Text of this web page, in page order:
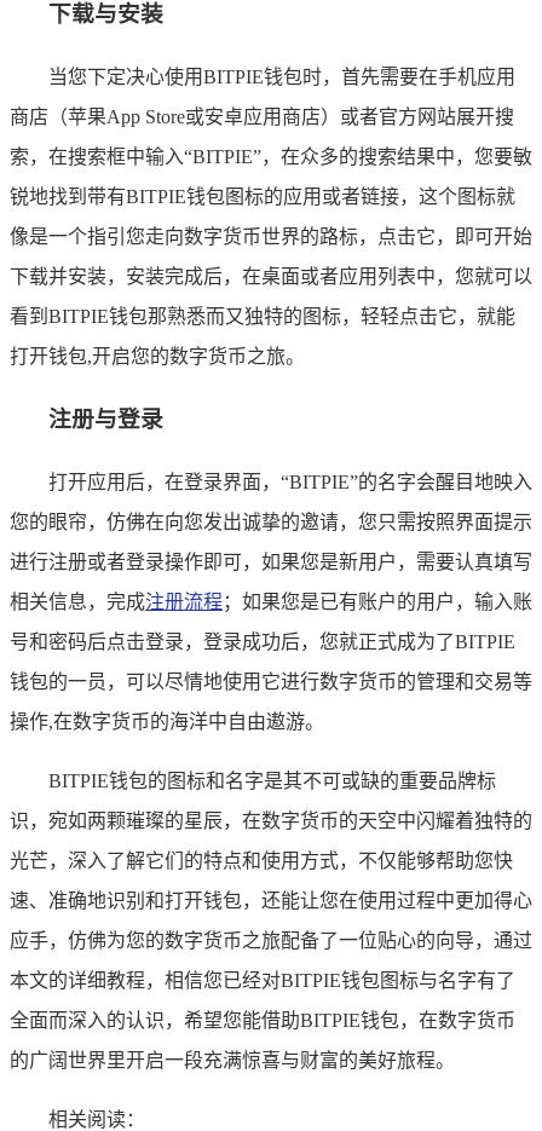
下载与安装
当您下定决心使用BITPIE钱包时，首先需要在手机应用
商店（苹果App Store或安卓应用商店）或者官方网站展开搜
索，在搜索框中输入“BITPIE”，在众多的搜索结果中，您要敏
锐地找到带有BITPIE钱包图标的应用或者链接，这个图标就
像是一个指引您走向数字货币世界的路标，点击它，即可开始
下载并安装，安装完成后，在桌面或者应用列表中，您就可以
看到BITPIE钱包那熟悉而又独特的图标，轻轻点击它，就能
打开钱包,开启您的数字货币之旅。
注册与登录
打开应用后，在登录界面，“BITPIE”的名字会醒目地映入
您的眼帘，仿佛在向您发出诚挚的邀请，您只需按照界面提示
进行注册或者登录操作即可，如果您是新用户，需要认真填写
相关信息，完成注册流程 ；如果您是已有账户的用户，输入账
号和密码后点击登录，登录成功后，您就正式成为了BITPIE
钱包的一员，可以尽情地使用它进行数字货币的管理和交易等
操作,在数字货币的海洋中自由遨游。
BITPIE钱包的图标和名字是其不可或缺的重要品牌标
识，宛如两颗璀璨的星辰，在数字货币的天空中闪耀着独特的
光芒，深入了解它们的特点和使用方式，不仅能够帮助您快
速、准确地识别和打开钱包，还能让您在使用过程中更加得心
应手，仿佛为您的数字货币之旅配备了一位贴心的向导，通过
本文的详细教程，相信您已经对BITPIE钱包图标与名字有了
全面而深入的认识，希望您能借助BITPIE钱包，在数字货币
的广阔世界里开启一段充满惊喜与财富的美好旅程。
相关阅读：